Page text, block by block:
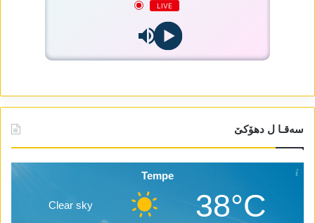
LIVE
سەقـا ل دھۆکێ
Tempe
38°C
Clear sky